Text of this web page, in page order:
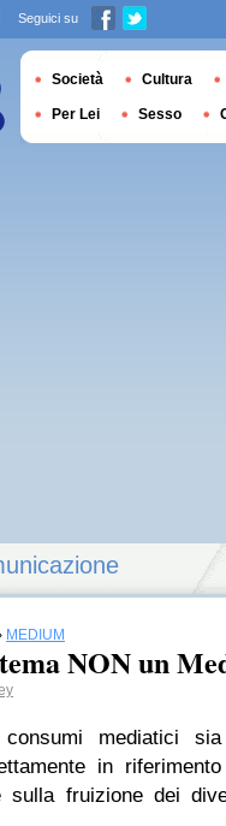
MEDIUM
NON un
mediatici
in
sulla fruizione dei
Seguici su
Società Cultura
Per Lei Sesso